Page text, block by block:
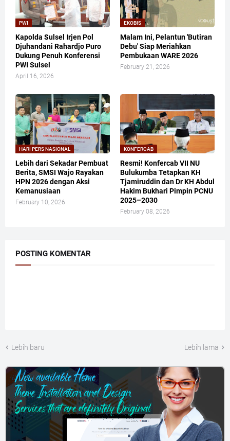
PWI
Kapolda Sulsel Irjen Pol
Djuhandani Rahardjo Puro
Dukung Penuh Konferensi
PWI Sulsel
April 16, 2026
EKOBIS
Malam Ini, Pelantun 'Butiran
Debu' Siap Meriahkan
Pembukaan WARE 2026
February 21, 2026
HARI PERS NASIONAL
Lebih dari Sekadar Pembuat
Berita, SMSI Wajo Rayakan
HPN 2026 dengan Aksi
Kemanusiaan
February 10, 2026
KONFERCAB
Resmi! Konfercab VII NU
Bulukumba Tetapkan KH
Tjamiruddin dan Dr KH Abdul
Hakim Bukhari Pimpin PCNU
2025–2030
February 08, 2026
POSTING KOMENTAR
Lebih baru Lebih lama